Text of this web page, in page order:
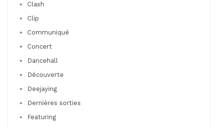
Clash
Clip
Communiqué
Concert
Dancehall
Découverte
Deejaying
Dernières sorties
Featuring